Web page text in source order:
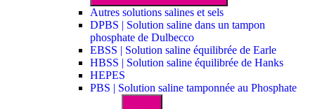
Autres solutions salines et sels
DPBS | Solution saline dans un tampon
phosphate de Dulbecco
EBSS | Solution saline équilibrée de Earle
HBSS | Solution saline équilibrée de Hanks
HEPES
PBS | Solution saline tamponnée au Phosphate